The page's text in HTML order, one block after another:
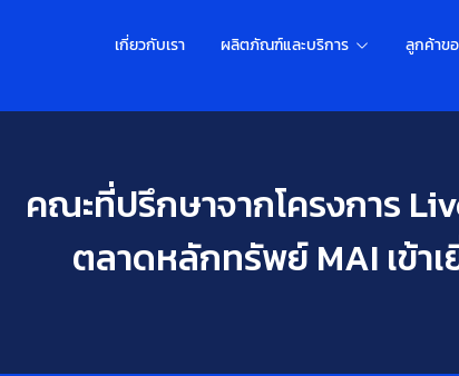
เกี่ยวกับเรา ผลิตภัณฑ์และบริการ ลูกค้าขอ
คณะที่ปรึกษาจากโครงการ
ตลาดหลักทรัพย์ MAI เข้า